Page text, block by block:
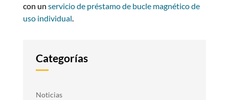
con un servicio de préstamo de bucle magnético de
uso individual
Categorías
Noticias